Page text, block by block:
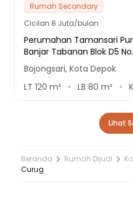
Rumah Secondary
Cicilan 8 Juta/bulan
Perumahan Tamansari
Banjar Tabanan Blok D5
Bojongsari, Kota Depok
LT 120 m² LB 80 m²
Lihat
Beranda Rumah Dijual
Curug